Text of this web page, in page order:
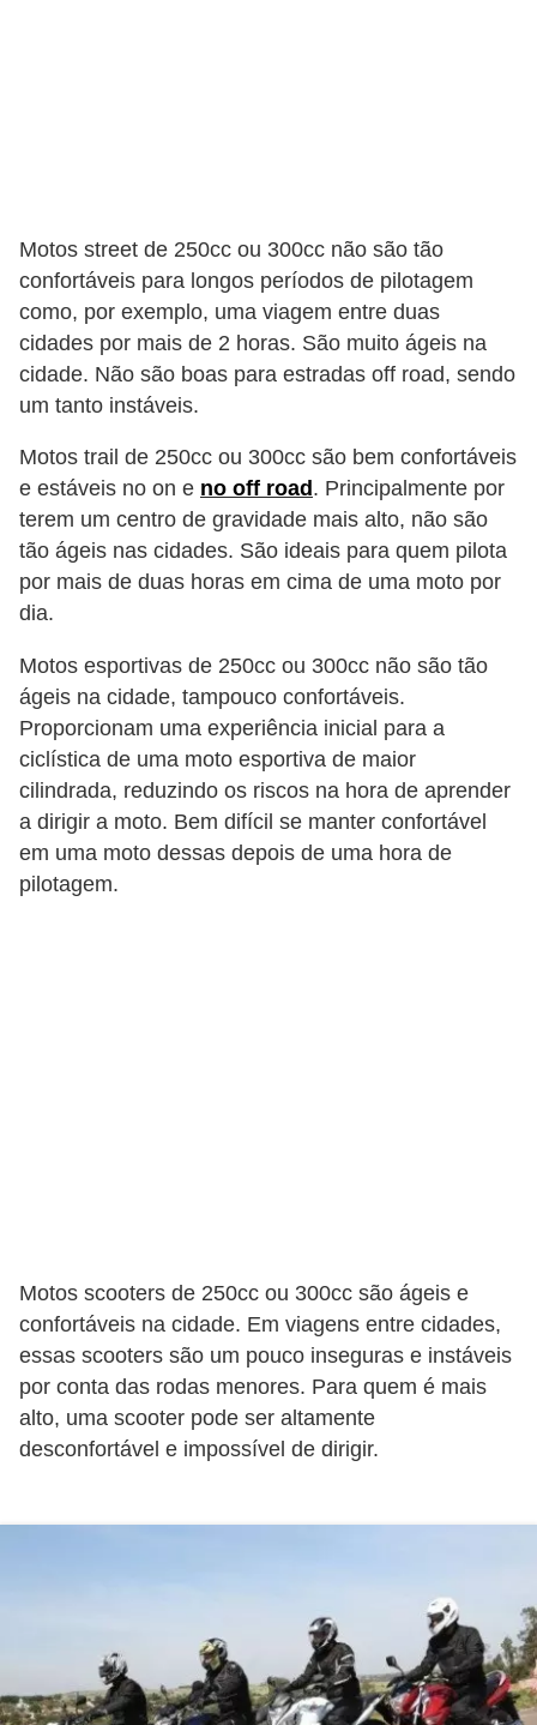
Motos street de 250cc ou 300cc não são tão
confortáveis para longos períodos de pilotagem
como, por exemplo, uma viagem entre duas
cidades por mais de 2 horas. São muito ágeis na
cidade. Não são boas para estradas off road, sendo
um tanto instáveis.
Motos trail de 250cc ou 300cc são bem confortáveis
e estáveis no on e no off road . Principalmente por
terem um centro de gravidade mais alto, não são
tão ágeis nas cidades. São ideais para quem pilota
por mais de duas horas em cima de uma moto por
dia.
Motos esportivas de 250cc ou 300cc não são tão
ágeis na cidade, tampouco confortáveis.
Proporcionam uma experiência inicial para a
ciclística de uma moto esportiva de maior
cilindrada, reduzindo os riscos na hora de aprender
a dirigir a moto. Bem difícil se manter confortável
em uma moto dessas depois de uma hora de
pilotagem.
Motos scooters de 250cc ou 300cc são ágeis e
confortáveis na cidade. Em viagens entre cidades,
essas scooters são um pouco inseguras e instáveis
por conta das rodas menores. Para quem é mais
alto, uma scooter pode ser altamente
desconfortável e impossível de dirigir.
f
r
o
a
d
o
m
p
r
a
r
c
a
r
r
o
D
a
c
e
s
s
r
u